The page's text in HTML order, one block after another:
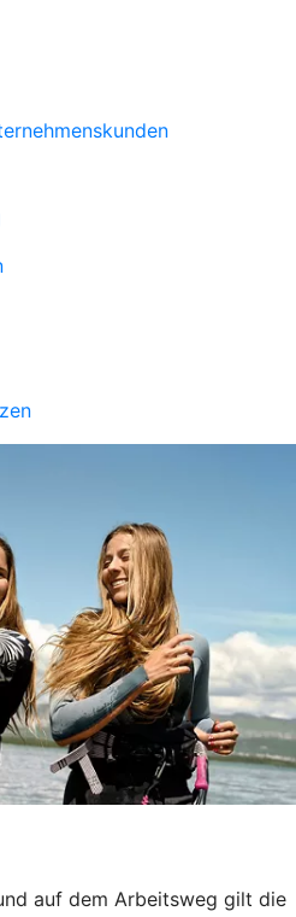
auf dem Arbeitsweg gilt die